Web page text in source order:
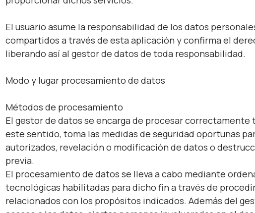
El usuario asume la responsabilidad de los datos
compartidos a través de esta aplicación y confirma el
liberando así al gestor de datos de toda responsabilidad.
Modo y lugar procesamiento de datos
Métodos de procesamiento
El gestor de datos se encarga de procesar correctamente
este sentido, toma las medidas de seguridad oportunas
autorizados, revelación o modificación de datos o
previa.
El procesamiento de datos se lleva a cabo mediante
tecnológicas habilitadas para dicho fin a través de
relacionados con los propósitos indicados. Además del